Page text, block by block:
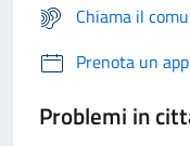
Chiama il
Prenota un
Problemi in